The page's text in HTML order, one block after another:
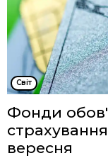
Cвіт
Фонди
вересня